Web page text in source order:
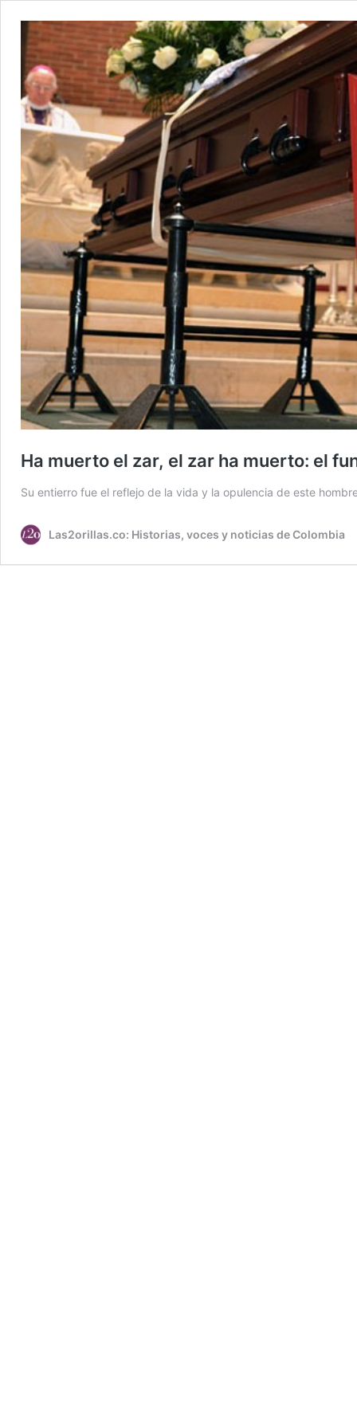
Ha muerto el zar, el zar ha muerto: el
Su entierro fue el reflejo de la vida y la opulencia de este
Las2orillas.co: Historias, voces y noticias de Colombia